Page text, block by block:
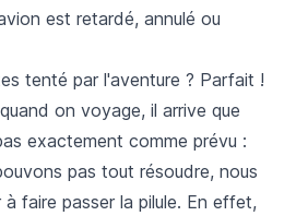
est retardé, annulé ou
tenté par l'aventure ? Parfait !
on voyage, il arrive que
exactement comme prévu :
pas tout résoudre, nous
faire passer la pilule. En effet,